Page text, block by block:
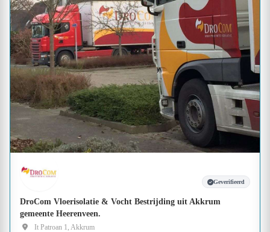
Geverifieerd
DroCom Vloerisolatie & Vocht Bestrijding uit Akkrum
gemeente Heerenveen.
It Patroan 1, Akkrum